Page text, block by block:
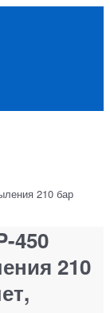
210 бар
450
210